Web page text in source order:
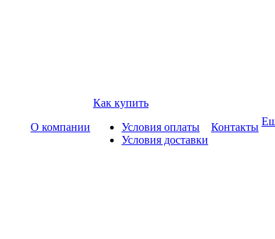
О компании
Как купить
Условия оплаты
Условия доставки
Контакты